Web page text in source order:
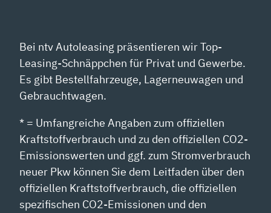
Bei ntv Autoleasing präsentieren wir Top-
Leasing-Schnäppchen für Privat und Gewerbe.
Es gibt Bestellfahrzeuge, Lagerneuwagen und
Gebrauchtwagen.
* = Umfangreiche Angaben zum offiziellen
Kraftstoffverbrauch und zu den offiziellen CO2-
Emissionswerten und ggf. zum Stromverbrauch
neuer Pkw können Sie dem Leitfaden über den
offiziellen Kraftstoffverbrauch, die offiziellen
spezifischen CO2-Emissionen und den